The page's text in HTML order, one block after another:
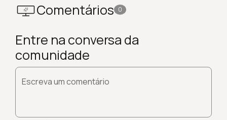
Comentários 0
Entre na conversa da
comunidade
Escreva um comentário